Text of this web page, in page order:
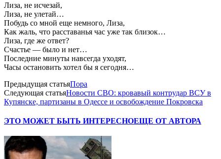
Лиза, не исчезай,
Лиза, не улетай…
Побудь со мной еще немного, Лиза,
Как жаль, что расставанья час уже так близок…
Лиза, где же ответ?
Счастье — было и нет…
Последние минуты навсегда уходят,
Часы остановить хотел бы я сегодня…
Предыдущая статьяПора
Следующая статьяНовости СВО: кровавый контрудар ВСУ в
Купянске, партизаны в Одессе и освобождение Покровска
ЭТО МОЖЕТ БЫТЬ ИНТЕРЕСНОЕЩЕ ОТ АВТОРА